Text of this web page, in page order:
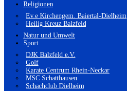
Religionen
Ev.e Kirchengem. Baiertal-Dielheim
Heilig Kreuz Balzfeld
Natur und Umwelt
Sport
DJK Balzfeld e.V.
Golf
Karate Centrum Rhein-Neckar
MSC Schatthausen
Schachclub Dielheim